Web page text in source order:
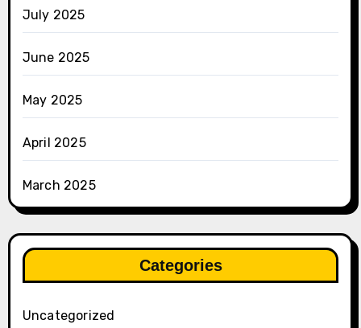
July 2025
June 2025
May 2025
April 2025
March 2025
Categories
Uncategorized